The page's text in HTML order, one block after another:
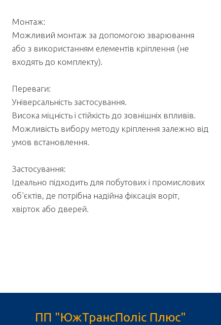
Монтаж:
Можливий монтаж за допомогою зварювання
або з використанням елементів кріплення (не
входять до комплекту).
Переваги:
Універсальність застосування.
Висока міцність і стійкість до зовнішніх впливів.
Можливість вибору методу кріплення залежно від
умов встановлення.
Застосування:
Ідеально підходить для побутових і промислових
об'єктів, де потрібна надійна фіксація воріт,
хвірток або дверей.
ПП "ЮжТрансПоліс Плюс"